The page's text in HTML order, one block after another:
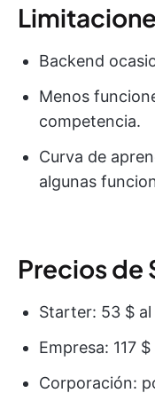
Backend
Menos
competencia.
Curva de
algunas
Precios de
Starter: 53 $ al
Empresa: 117
Corporación: